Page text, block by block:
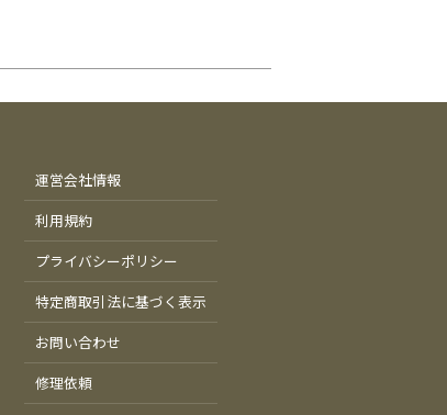
運営会社情報
利用規約
プライバシーポリシー
特定商取引法に基づく表示
お問い合わせ
修理依頼